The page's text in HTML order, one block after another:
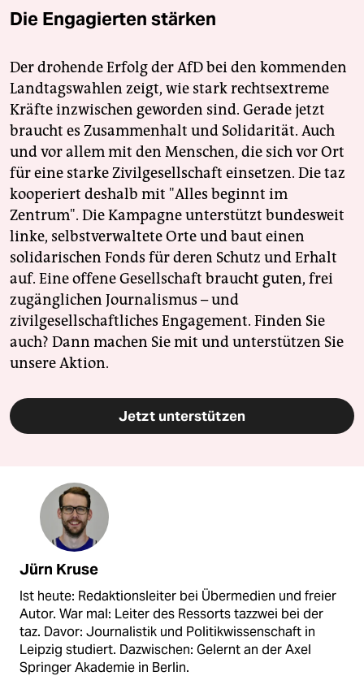
Die Engagierten stärken
Der drohende Erfolg der AfD bei den kommenden
Landtagswahlen zeigt, wie stark rechtsextreme
Kräfte inzwischen geworden sind. Gerade jetzt
braucht es Zusammenhalt und Solidarität. Auch
und vor allem mit den Menschen, die sich vor Ort
für eine starke Zivilgesellschaft einsetzen. Die taz
kooperiert deshalb mit "Alles beginnt im
Zentrum". Die Kampagne unterstützt bundesweit
linke, selbstverwaltete Orte und baut einen
solidarischen Fonds für deren Schutz und Erhalt
auf. Eine offene Gesellschaft braucht guten, frei
zugänglichen Journalismus – und
zivilgesellschaftliches Engagement. Finden Sie
auch? Dann machen Sie mit und unterstützen Sie
unsere Aktion.
Jetzt unterstützen
Jürn Kruse
Ist heute: Redaktionsleiter bei Übermedien und freier
Autor. War mal: Leiter des Ressorts tazzwei bei der
taz. Davor: Journalistik und Politikwissenschaft in
Leipzig studiert. Dazwischen: Gelernt an der Axel
Springer Akademie in Berlin.